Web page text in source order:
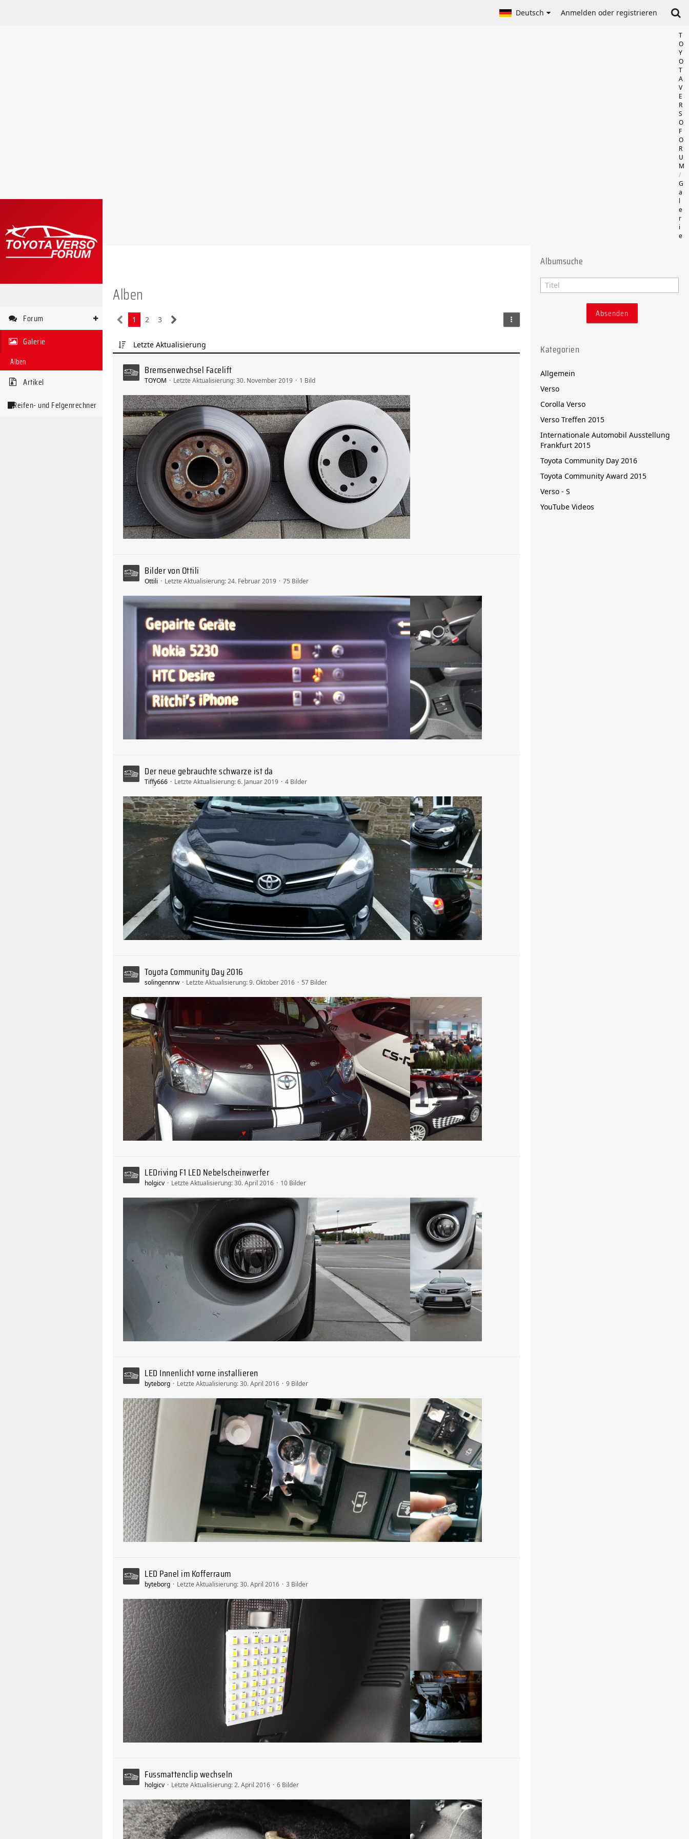
Deutsch Anmelden oder registrieren
T
O
Y
O
T
A
V
E
R
S
O
F
O
R
U
M
G
a
l
e
r
i
e
Forum
Galerie
Alben
Artikel
Reifen- und Felgenrechner
Alben
1 2 3
Letzte Aktualisierung
Bremsenwechsel Facelift
TOYOM Letzte Aktualisierung:30. November 2019 1 Bild
Bilder von Ottili
Ottili Letzte Aktualisierung:24. Februar 2019 75 Bilder
Der neue gebrauchte schwarze ist da
Tiffy666 Letzte Aktualisierung:6. Januar 2019 4 Bilder
Toyota Community Day 2016
solingennrw Letzte Aktualisierung:9. Oktober 2016 57 Bilder
LEDriving F1 LED Nebelscheinwerfer
holgicv Letzte Aktualisierung:30. April 2016 10 Bilder
LED Innenlicht vorne installieren
byteborg Letzte Aktualisierung:30. April 2016 9 Bilder
LED Panel im Kofferraum
byteborg Letzte Aktualisierung:30. April 2016 3 Bilder
Fussmattenclip wechseln
holgicv Letzte Aktualisierung:2. April 2016 6 Bilder
Albumsuche
Kategorien
Allgemein
Verso
Corolla Verso
Verso Treffen 2015
Internationale Automobil Ausstellung
Frankfurt 2015
Toyota Community Day 2016
Toyota Community Award 2015
Verso - S
YouTube Videos